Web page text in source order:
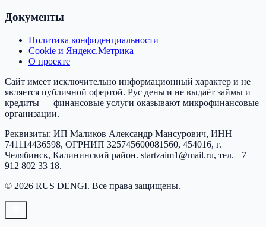
Документы
Политика конфиденциальности
Cookie и Яндекс.Метрика
О проекте
Сайт имеет исключительно информационный характер и не
является публичной офертой. Рус деньги не выдаёт займы и
кредиты — финансовые услуги оказывают микрофинансовые
организации.
Реквизиты: ИП Маликов Александр Мансурович, ИНН
741114436598, ОГРНИП 325745600081560, 454016, г.
Челябинск, Калининский район. startzaim1@mail.ru, тел. +7
912 802 33 18.
© 2026 RUS DENGI. Все права защищены.